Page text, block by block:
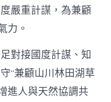
嚴重計謀，為兼顧
力。
對接國度計謀、知
“兼顧山川林田湖草
進人與天然協調共